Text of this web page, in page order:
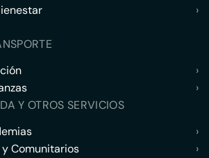
›
›
›
Y OTROS SERVICIOS
›
Comunitarios
›